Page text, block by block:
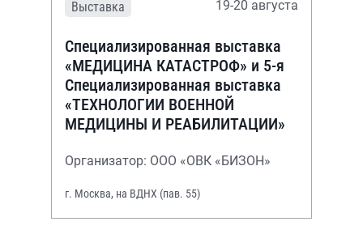
Выставка 19-20 августа
Специализированная выставка
«МЕДИЦИНА КАТАСТРОФ» и 5-я
Специализированная выставка
«ТЕХНОЛОГИИ ВОЕННОЙ
МЕДИЦИНЫ И РЕАБИЛИТАЦИИ»
Организатор: ООО «ОВК «БИЗОН»
г. Москва, на ВДНХ (пав. 55)